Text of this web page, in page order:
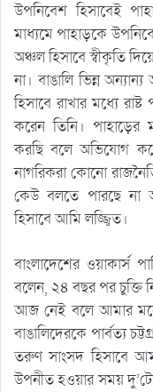
উপনিবেশ হিসাবেই
মাধ্যমে পাহাড়কে
অঞ্চল হিসাবে স্বীকৃতি
না। বাঙালি ভিন্ন
হিসাবে রাখার মধ্যে
করেন তিনি। পাহাড়ের
করছি বলে অভিযোগ
নাগরিকরা কোনো
কেউ বলতে পারছে না
হিসাবে আমি লজ্জ্বিত।
বাংলাদেশের ওয়াকার্স
বলেন, ২৪ বছর পর চুক্তি
আজ নেই বলে আমার
বাঙালিদেরকে পার্বত্য
তরুণ সাংসদ হিসাবে
উপনীত হওয়ার সময়